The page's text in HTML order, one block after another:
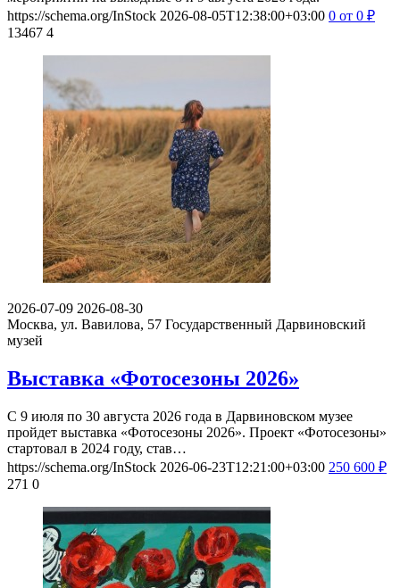
https://schema.org/InStock 2026-08-05T12:38:00+03:00 0 от 0 ₽
13467 4
2026-07-09 2026-08-30
Москва, ул. Вавилова, 57 Государственный Дарвиновский
музей
Выставка «Фотосезоны 2026»
С 9 июля по 30 августа 2026 года в Дарвиновском музее
пройдет выставка «Фотосезоны 2026». Проект «Фотосезоны»
стартовал в 2024 году, став…
https://schema.org/InStock 2026-06-23T12:21:00+03:00 250 600 ₽
271 0